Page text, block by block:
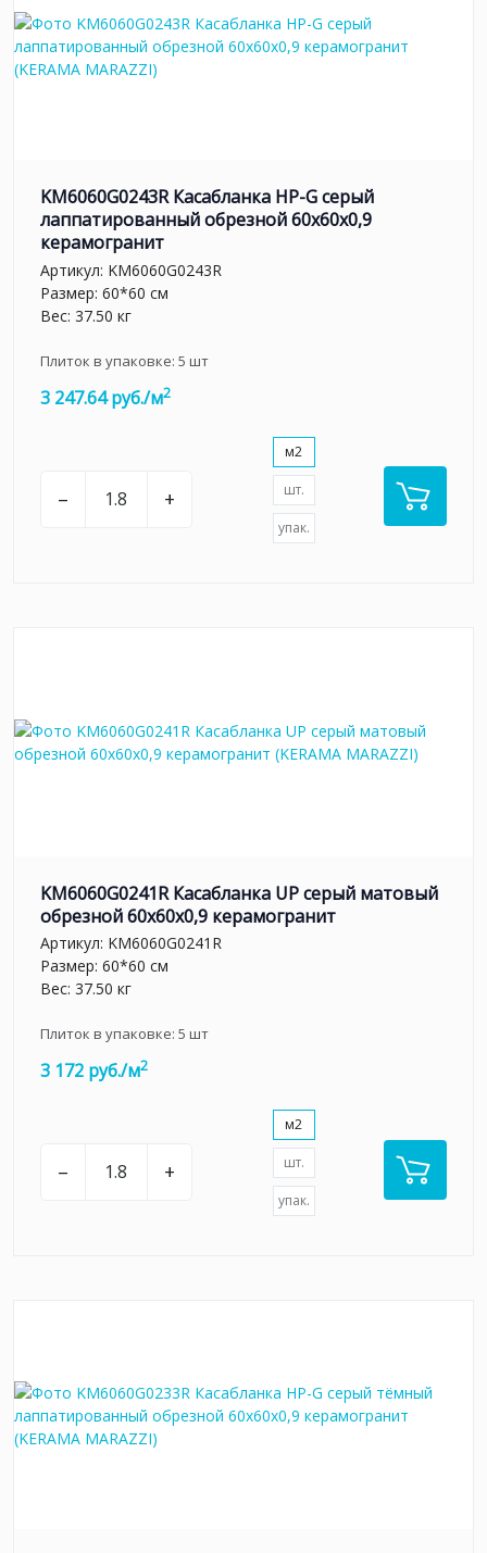
KM6060G0243R Касабланка HP-G серый
лаппатированный обрезной 60x60x0,9
керамогранит
Артикул: KM6060G0243R
Размер: 60*60 см
Вес: 37.50 кг
Плиток в упаковке: 5 шт
3 247.64 руб./м2
– +
м2
шт.
упак.
KM6060G0241R Касабланка UP серый матовый
обрезной 60x60x0,9 керамогранит
Артикул: KM6060G0241R
Размер: 60*60 см
Вес: 37.50 кг
Плиток в упаковке: 5 шт
3 172 руб./м2
– +
м2
шт.
упак.